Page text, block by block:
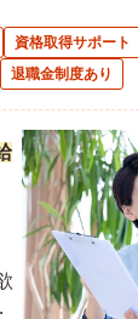
資格取得サポート
退職金制度あり